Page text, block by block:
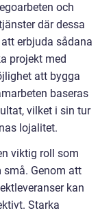
och
där dessa
erbjuda sådana
projekt med
att bygga
baseras
vilket i sin tur
lojalitet.
viktig roll som
små. Genom att
kan
Starka